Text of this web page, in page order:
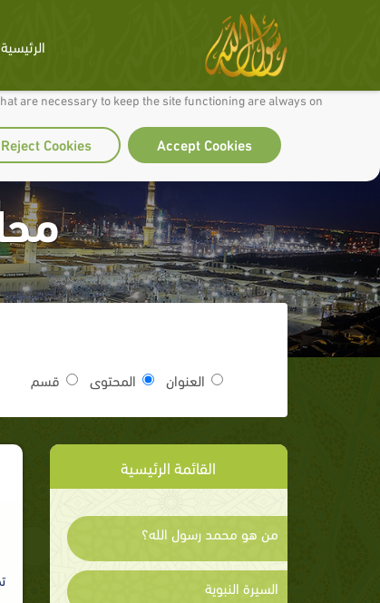
our site work well for you and so we can continually improve it.
are necessary to keep the site functioning are always on
Accept Cookies
Reject Cookies
الرئيسية
العنوان المحتوى قسم
القائمة الرئيسية
من هو محمد رسول الله؟
السيرة النبوية